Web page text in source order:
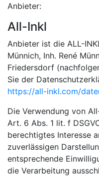
Anbieter:
All-Inkl
Anbieter ist die ALL-
Münnich, Inh. René
Friedersdorf
Sie der
https://all-inkl.com/
Die Verwendung von
Art. 6 Abs. 1 lit. f
berechtigtes Interesse
zuverlässigen
entsprechende
die Verarbeitung